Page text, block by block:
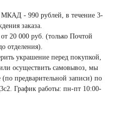
МКАД -990 рублей , в течение 3-
заказа.
20 000 руб . (только Почтой
отделения).
украшение перед покупкой,
осуществить самовывоз, мы
предварительной записи) по
График работы: пн-пт 10:00-